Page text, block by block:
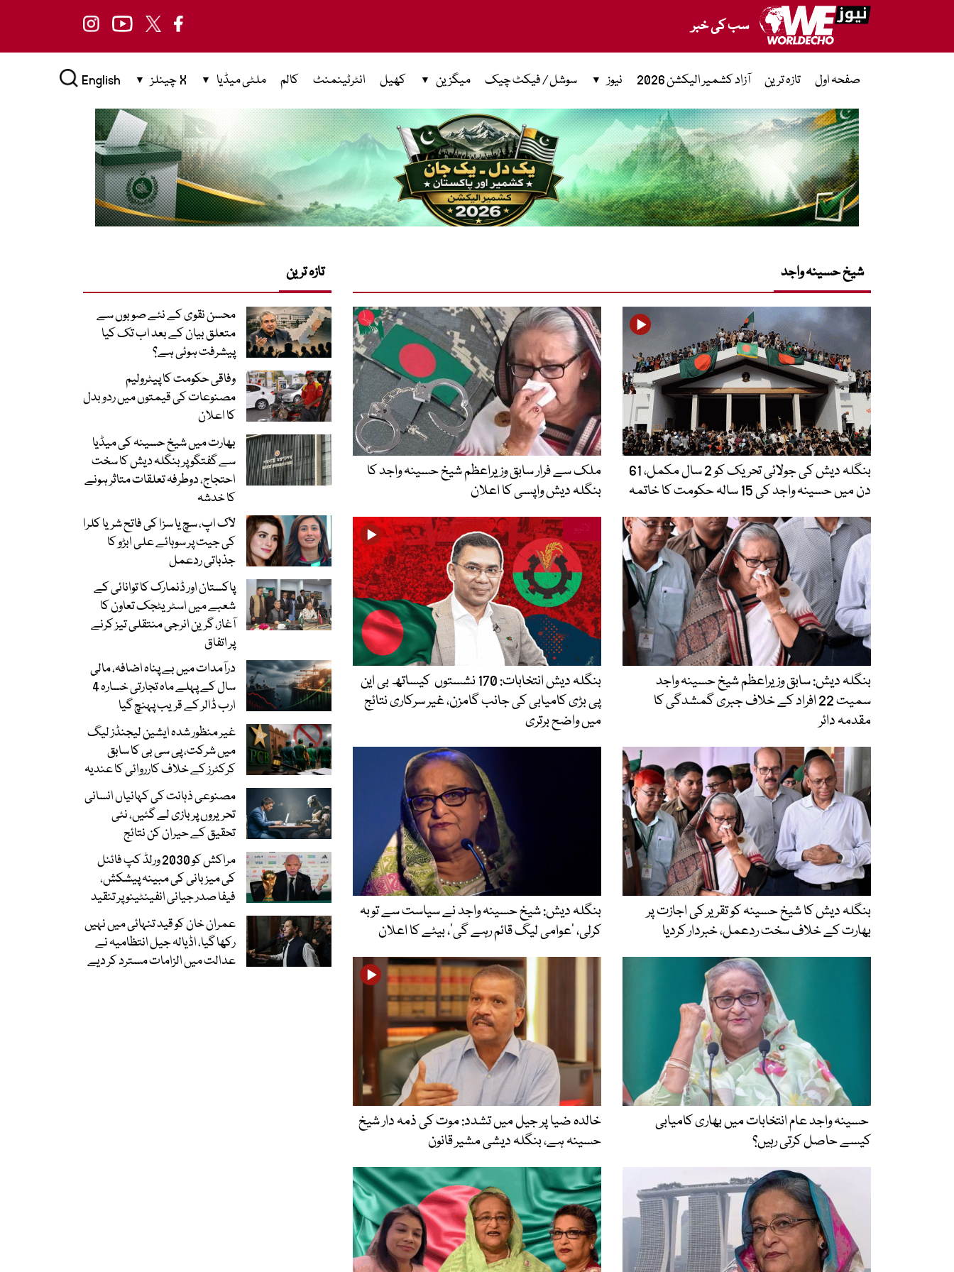
سب کی خبر
صفحہ اول تازہ ترین آزاد کشمیر الیکشن 2026 نیوز سوشل / فیکٹ چیک میگزین کھیل انٹرٹینمنٹ کالم ملٹی میڈیا X چینلز English
شیخ حسینہ واجد
بنگلہ دیش کی جولائی تحریک کو 2 سال مکمل، 61
دن میں حسینہ واجد کی 15 سالہ حکومت کا خاتمہ
ملک سے فرار سابق وزیراعظم شیخ حسینہ واجد کا
بنگلہ دیش واپسی کا اعلان
بنگلہ دیش: سابق وزیراعظم شیخ حسینہ واجد
سمیت 22 افراد کے خلاف جبری گمشدگی کا
مقدمہ دائر
بنگلہ دیش انتخابات: 170 نشستوں کیساتھ بی این
پی بڑی کامیابی کی جانب گامزن، غیر سرکاری نتائج
میں واضح برتری
بنگلہ دیش کا شیخ حسینہ کو تقریر کی اجازت پر
بھارت کے خلاف سخت ردعمل، خبردار کردیا
بنگلہ دیش: شیخ حسینہ واجد نے سیاست سے توبہ
کرلی، ’عوامی لیگ قائم رہے گی‘، بیٹے کا اعلان
حسینہ واجد عام انتخابات میں بھاری کامیابی
کیسے حاصل کرتی رہیں؟
خالدہ ضیا پر جیل میں تشدد: موت کی ذمہ دار شیخ
حسینہ ہے، بنگلہ دیشی مشیر قانون
تازہ ترین
محسن نقوی کے نئے صوبوں سے
متعلق بیان کے بعد اب تک کیا
پیشرفت ہوئی ہے؟
وفاقی حکومت کا پیٹرولیم
مصنوعات کی قیمتوں میں ردوبدل
کا اعلان
بھارت میں شیخ حسینہ کی میڈیا
سے گفتگو پر بنگلہ دیش کا سخت
احتجاج، دوطرفہ تعلقات متاثر ہونے
کا خدشہ
لاک اپ، سچ یا سزا کی فاتح شریا کلرا
کی جیت پر سوہائے علی ابڑو کا
جذباتی ردعمل
پاکستان اور ڈنمارک کا توانائی کے
شعبے میں اسٹریٹجک تعاون کا
آغاز، گرین انرجی منتقلی تیز کرنے
پر اتفاق
درآمدات میں بے پناہ اضافہ، مالی
سال کے پہلے ماہ تجارتی خسارہ 4
ارب ڈالر کے قریب پہنچ گیا
غیر منظور شدہ ایشین لیجنڈز لیگ
میں شرکت، پی سی بی کا سابق
کرکٹرز کے خلاف کارروائی کا عندیہ
مصنوعی ذہانت کی کہانیاں انسانی
تحریروں پر بازی لے گئیں، نئی
تحقیق کے حیران کن نتائج
مراکش کو 2030 ورلڈ کپ فائنل
کی میزبانی کی مبینہ پیشکش،
فیفا صدر جیانی انفینٹینو پر تنقید
عمران خان کو قید تنہائی میں نہیں
رکھا گیا، اڈیالہ جیل انتظامیہ نے
عدالت میں الزامات مسترد کر دیے